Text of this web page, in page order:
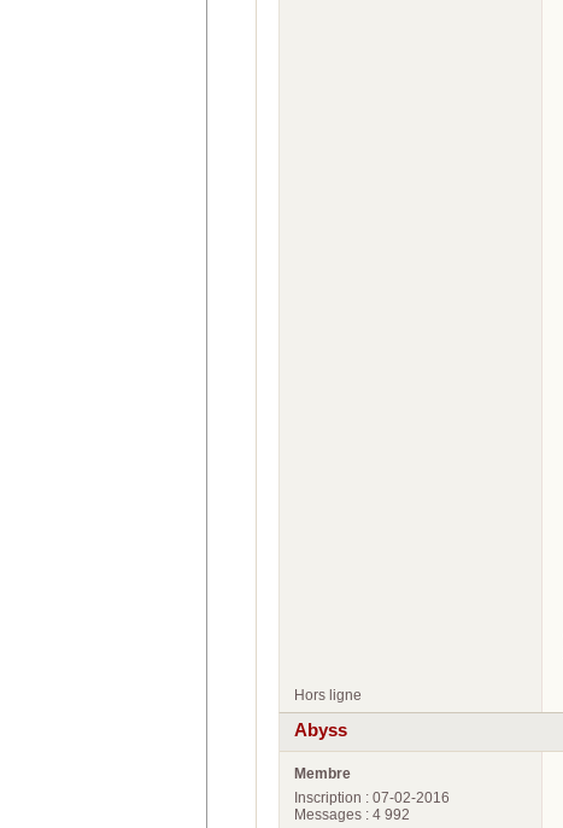
Hors ligne
Abyss
Membre
Inscription : 07-02-2016
Messages : 4 992